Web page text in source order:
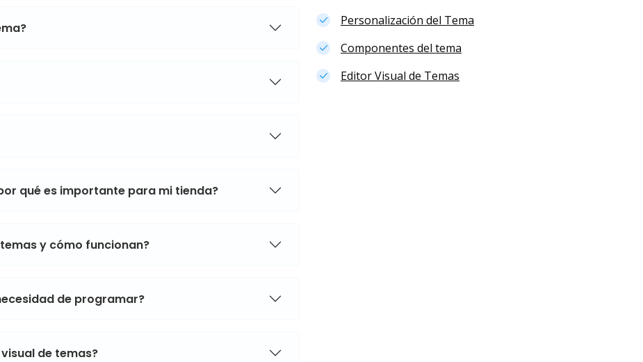
qué es importante para mi tienda?
y cómo funcionan?
de programar?
de temas?
Personalización del Tema
Componentes del tema
Editor Visual de Temas